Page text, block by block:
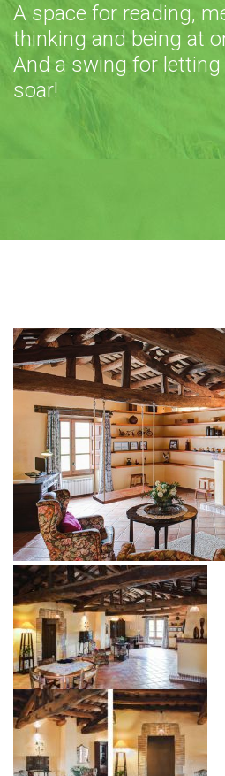
A space for reading,
thinking and being at
And a swing for
soar!